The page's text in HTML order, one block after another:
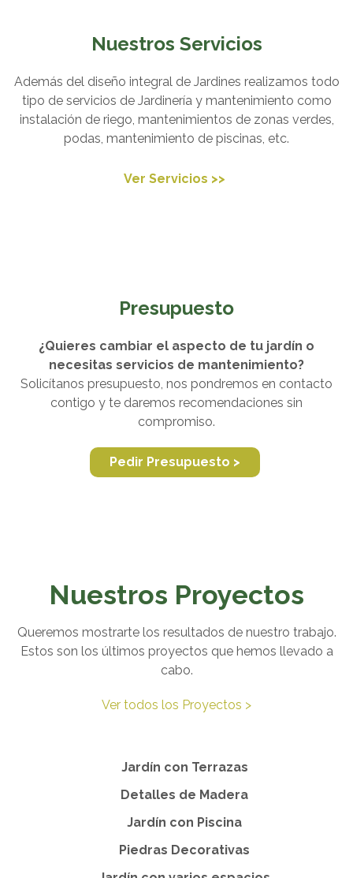
Nuestros Servicios
Además del diseño integral de Jardines realizamos todo
tipo de servicios de Jardinería y mantenimiento como
instalación de riego, mantenimientos de zonas verdes,
podas, mantenimiento de piscinas, etc.
Ver Servicios >>
Presupuesto
¿Quieres cambiar el aspecto de tu jardín o
necesitas servicios de mantenimiento?
Solicítanos presupuesto, nos pondremos en contacto
contigo y te daremos recomendaciones sin
compromiso.
Pedir Presupuesto >
Nuestros Proyectos
Queremos mostrarte los resultados de nuestro trabajo.
Estos son los últimos proyectos que hemos llevado a
cabo.
Ver todos los Proyectos >
Jardín con Terrazas
Detalles de Madera
Jardín con Piscina
Piedras Decorativas